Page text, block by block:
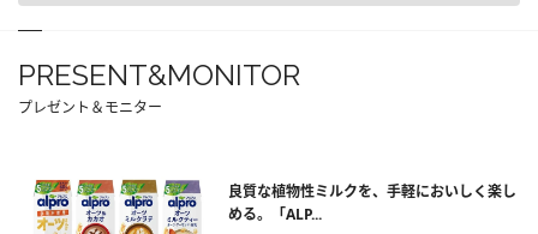
PRESENT&MONITOR
プレゼント＆モニター
良質な植物性ミルクを、手軽においしく楽し
める。「ALP...